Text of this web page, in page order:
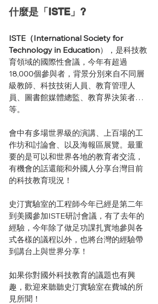
什麼是「ISTE」?
ISTE（International Society for
Technology in Education），是科技教
育領域的國際性會議，今年有超過
18,000個參與者，背景分別來自不同層
級教師、科技技術人員、教育管理人
員、圖書館媒體總監、教育界決策者…
等。
會中有多場世界級的演講、上百場的工
作坊和討論會、以及海報區展覽。最重
要的是可以和世界各地的教育者交流，
有機會的話還能和外國人分享台灣目前
的科技教育現況！
史汀實驗室的工程師今年已經是第二年
到美國參加ISTE研討會議，有了去年的
經驗，今年除了做足功課扎實地參與各
式各樣的議程以外，也將台灣的經驗帶
到講台上與世界分享！
如果你對國外科技教育的議題也有興
趣，歡迎來聽聽史汀實驗室在費城的所
見所聞！